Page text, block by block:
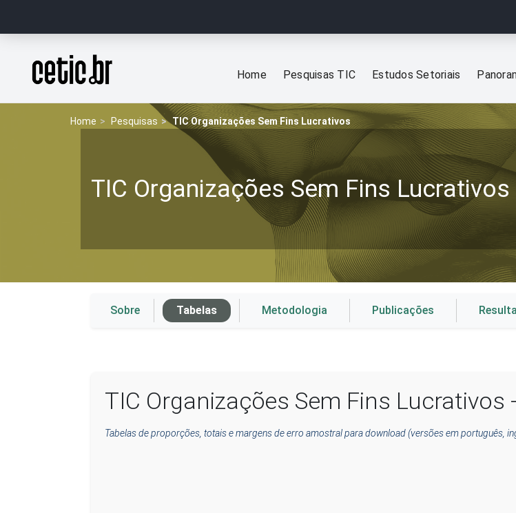
Página inicial
Home Pesquisas TIC Estudos Setoriais
Home Pesquisas TIC Organizações Sem Fins Lucrativos
TIC Organizações Sem Fins Lucrativos
Sobre Tabelas Metodologia Publicações
TIC Organizações Sem Fins Lucrativos
Tabelas de proporções, totais e margens de erro amostral para download (versões em português,